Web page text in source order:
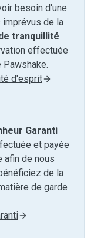
besoin d'une
de la
tranquillité
effectuée
d'esprit
Garanti
et payée
afin de nous
de la
de garde